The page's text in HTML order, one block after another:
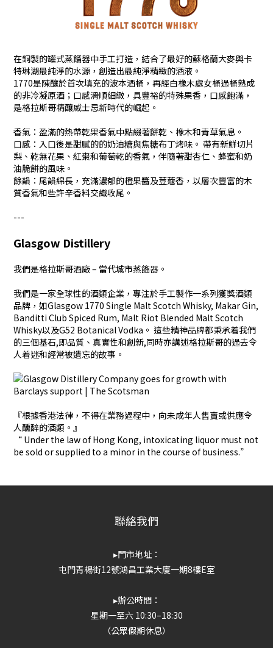
在銅製的罐式蒸餾器中手工打造，結合了最好的蘇格蘭大麥與卡
特琳湖最純淨的水源，創造出最純淨精緻的酒液。
1770是陳釀於首次填充的波本酒桶，再經白橡木處女桶過桶熟成
的非冷凝原酒；口感滑順細緻，具豐裕的特殊果香，口感飽滿，
是格拉斯哥精釀威士忌新時代的崛起。
香氣：盈滿的熱帶乾果香氣中點綴著餅乾、橡木和青草氣息。
口感：入口後是甜膩的的奶油糖與焦糖布丁烤味。 帶有新鮮切片
梨、乾無花果、紅棗和葡萄乾的香氣，伴隨著甜杏仁、蜂蜜和奶
油脆餅的風味。
餘韻：尾韻綿長，充滿濃郁的橙果醬及荳蔻香，以層次豐富的木
質香氣和些許辛香料交織收尾。
---
Glasgow Distillery
我們是格拉斯哥酒廠 – 當代城市蒸餾器。
我們是一家全球性的酒類企業，專注於手工製作一系列獲獎酒類
品牌，如Glasgow 1770 Single Malt Scotch Whisky, Makar Gin,
Banditti Club Spiced Rum, Malt Riot Blended Malt Scotch
Whisky以及G52 Botanical Vodka。 這些精神品牌都秉承着我們
的三個基石,即品質、真實性和創新,同時亦講述格拉斯哥的過去令
人着迷和經常被遺忘的故事。
『根據香港法律，不得在業務過程中，向未成年人售賣或供應令
人醺醉的酒類。』
“ Under the law of Hong Kong, intoxicating liquor must not
be sold or supplied to a minor in the course of business.”
聯絡我們
▸門市地址：
屯門青楊街12號鴻昌工業大廈一期8樓E室
▸辦公時間：
星期一至六 10:30–18:30
（公眾假期休息）